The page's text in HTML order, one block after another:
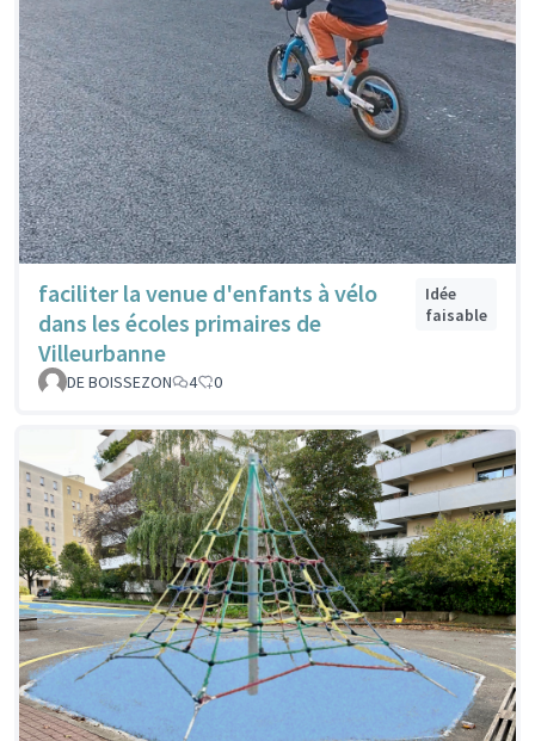
faciliter la venue d'enfants à vélo
dans les écoles primaires de
Villeurbanne
Idée
faisable
DE BOISSEZON 4 0